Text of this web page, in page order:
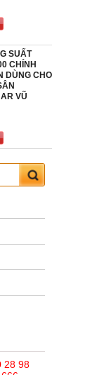
SUẤT
CHÍNH
DÙNG CHO
VŨ
28 98